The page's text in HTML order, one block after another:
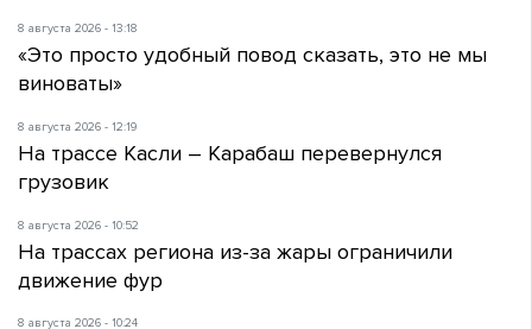
8 августа 2026 - 13:18
«Это просто удобный повод сказать, это не мы
виноваты»
8 августа 2026 - 12:19
На трассе Касли – Карабаш перевернулся
грузовик
8 августа 2026 - 10:52
На трассах региона из-за жары ограничили
движение фур
8 августа 2026 - 10:24